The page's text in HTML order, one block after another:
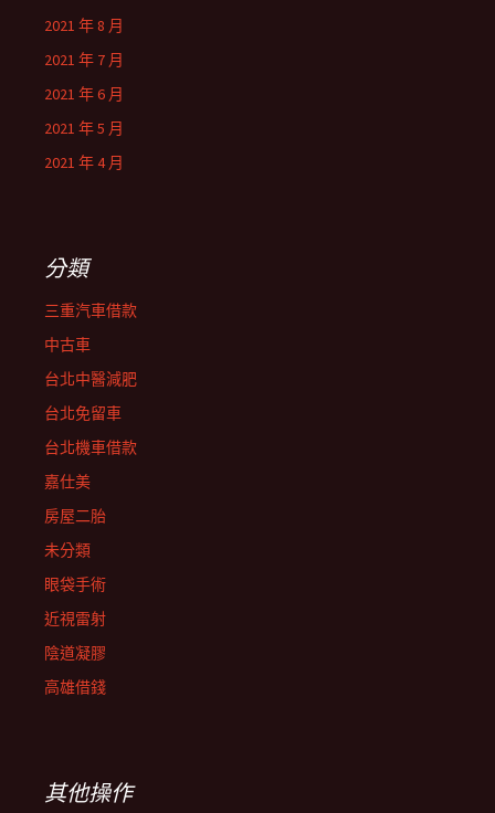
2021 年 8 月
2021 年 7 月
2021 年 6 月
2021 年 5 月
2021 年 4 月
分類
三重汽車借款
中古車
台北中醫減肥
台北免留車
台北機車借款
嘉仕美
房屋二胎
未分類
眼袋手術
近視雷射
陰道凝膠
高雄借錢
其他操作